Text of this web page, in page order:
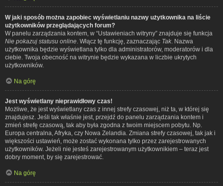
W jaki sposób można zapobiec wyświetlaniu nazwy użytkownika na liście
użytkowników przeglądających forum?
W panelu zarządzania kontem, w “Ustawieniach witryny” znajduje się funkcja
Nie pokazuj statusu online . Włącz tę funkcję, zaznaczając Tak . Nazwa
użytkownika będzie wyświetlana tylko dla administratorów, moderatorów i dla
ciebie. Twoja obecność na witrynie będzie wykazana w liczbie ukrytych
użytkowników.
Na górę
Jest wyświetlany nieprawidłowy czas!
Możliwe, że jest wyświetlany czas z innej strefy czasowej, niż ta, w której się
znajdujesz. Jeśli tak właśnie jest, przejdź do panelu zarządzania kontem i
zmień strefę czasową, tak aby była zgodna z twoim miejscem pobytu. Np.
Europa centralna, Afryka, czy Nowa Zelandia. Zmiana strefy czasowej, tak jak i
większości ustawień, może zostać wykonana tylko przez zarejestrowanych
użytkowników. Jeżeli nie jesteś zarejestrowanym użytkownikiem – teraz jest
dobry moment, by się zarejestrować.
Na górę